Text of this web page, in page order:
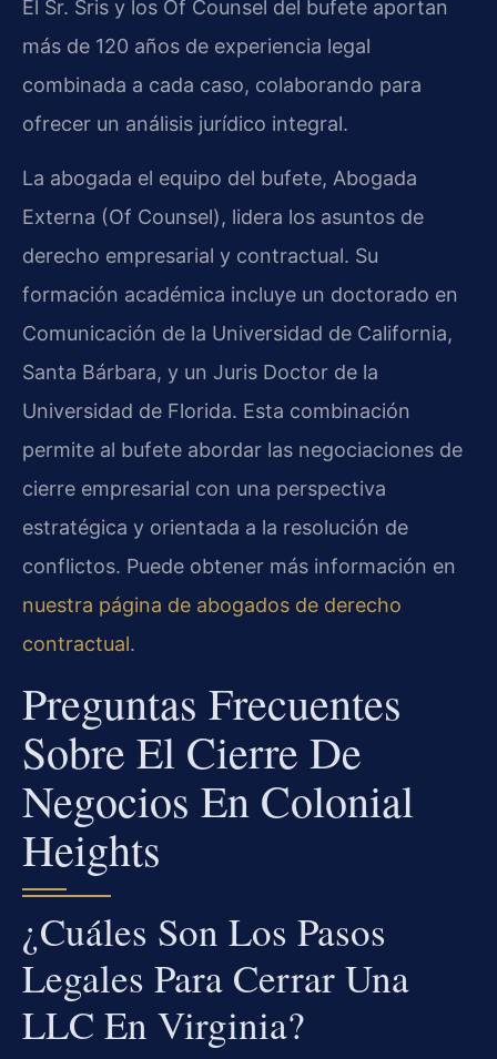
El Sr. Sris y los Of Counsel del bufete aportan
más de 120 años de experiencia legal
combinada a cada caso, colaborando para
ofrecer un análisis jurídico integral.
La abogada el equipo del bufete, Abogada
Externa (Of Counsel), lidera los asuntos de
derecho empresarial y contractual. Su
formación académica incluye un doctorado en
Comunicación de la Universidad de California,
Santa Bárbara, y un Juris Doctor de la
Universidad de Florida. Esta combinación
permite al bufete abordar las negociaciones de
cierre empresarial con una perspectiva
estratégica y orientada a la resolución de
conflictos. Puede obtener más información en
nuestra página de abogados de derecho
contractual.
Preguntas Frecuentes
Sobre El Cierre De
Negocios En Colonial
Heights
¿Cuáles Son Los Pasos
Legales Para Cerrar Una
LLC En Virginia?